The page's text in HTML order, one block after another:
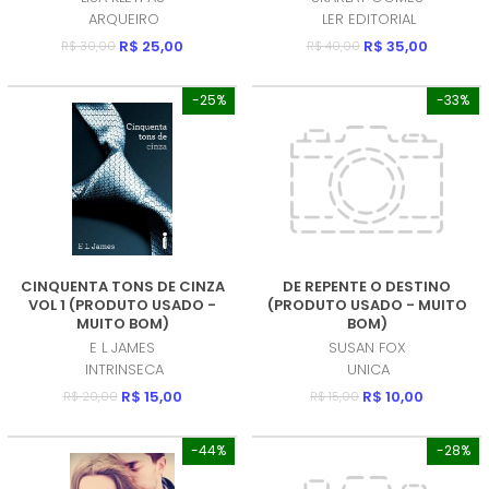
ARQUEIRO
R$ 30,00 R$ 25,00
LER EDITORIAL
R$ 40,00 R$ 35,00
-25%
CINQUENTA TONS DE CINZA
VOL 1 (PRODUTO USADO -
MUITO BOM)
E L JAMES
INTRINSECA
R$ 20,00 R$ 15,00
-33%
DE REPENTE O DESTINO
(PRODUTO USADO - MUITO
BOM)
SUSAN FOX
UNICA
R$ 15,00 R$ 10,00
-44% -28%